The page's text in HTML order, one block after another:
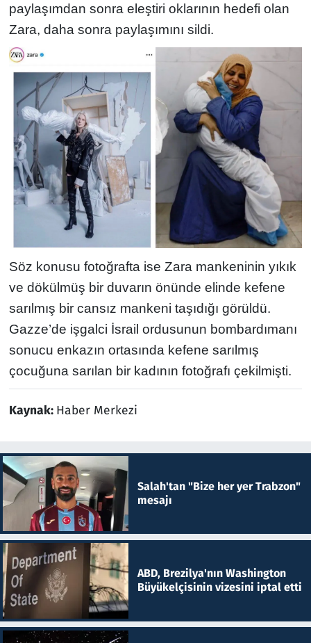
paylaşımdan sonra eleştiri oklarının hedefi olan
Zara, daha sonra paylaşımını sildi.
Söz konusu fotoğrafta ise Zara mankeninin yıkık
ve dökülmüş bir duvarın önünde elinde kefene
sarılmış bir cansız mankeni taşıdığı görüldü.
Gazze’de işgalci İsrail ordusunun bombardımanı
sonucu enkazın ortasında kefene sarılmış
çocuğuna sarılan bir kadının fotoğrafı çekilmişti.
Kaynak: Haber Merkezi
Salah'tan "Bize her yer Trabzon"
mesajı
ABD, Brezilya'nın Washington
Büyükelçisinin vizesini iptal etti